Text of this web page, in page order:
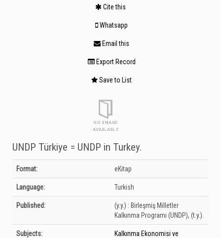
Cite this
Whatsapp
Email this
Export Record
Save to List
UNDP Türkiye = UNDP in Turkey.
Bibliographic Details
Format: eKitap
Language: Turkish
Published: (y.y.) : Birleşmiş Milletler
Kalkınma Programı (UNDP), (t.y.).
Subjects:
Kalkınma Ekonomisi ve